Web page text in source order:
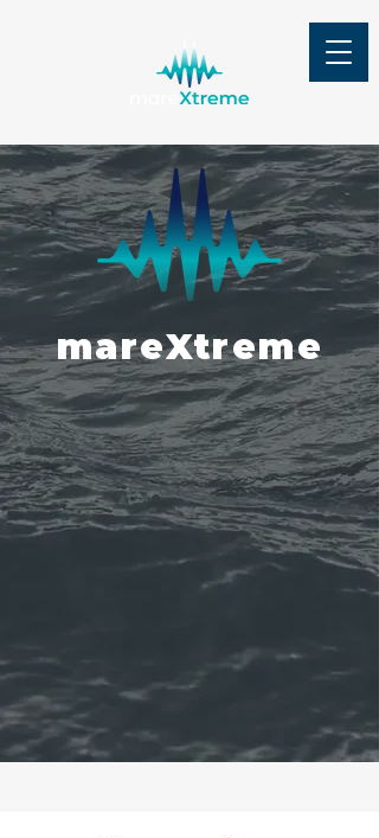
mareXtreme